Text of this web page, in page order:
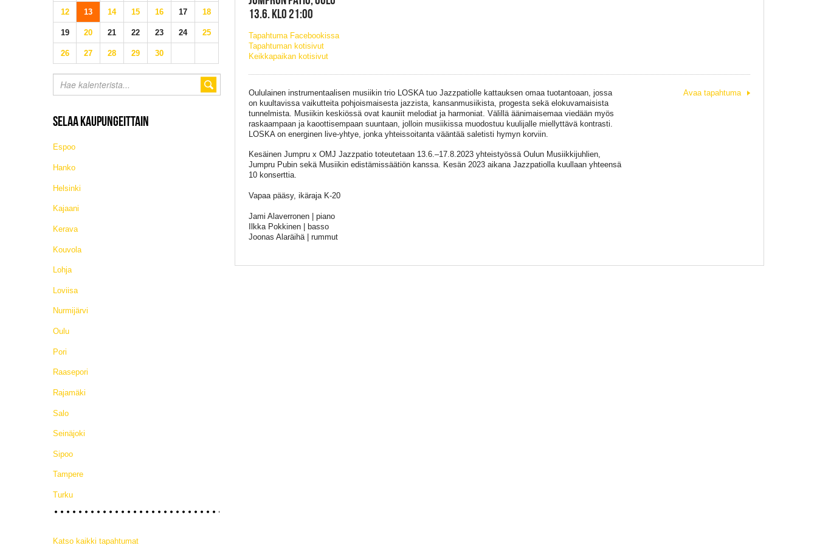
12 13 14 15 16 17 18
19 20 21 22 23 24 25
26 27 28 29 30
SELAA KAUPUNGEITTAIN
Espoo
Hanko
Helsinki
Kajaani
Kerava
Kouvola
Lohja
Loviisa
Nurmijärvi
Oulu
Pori
Raasepori
Rajamäki
Salo
Seinäjoki
Sipoo
Tampere
Turku
Katso kaikki tapahtumat
13.6. KLO 21:00
Tapahtuma Facebookissa
Tapahtuman kotisivut
Keikkapaikan kotisivut
Oululainen instrumentaalisen musiikin trio LOSKA tuo Jazzpatiolle kattauksen omaa tuotantoaan, jossa
on kuultavissa vaikutteita pohjoismaisesta jazzista, kansanmusiikista, progesta sekä elokuvamaisista
tunnelmista. Musiikin keskiössä ovat kauniit melodiat ja harmoniat. Välillä äänimaisemaa viedään myös
raskaampaan ja kaoottisempaan suuntaan, jolloin musiikissa muodostuu kuulijalle miellyttävä kontrasti.
LOSKA on energinen live-yhtye, jonka yhteissoitanta vääntää saletisti hymyn korviin.
Kesäinen Jumpru x OMJ Jazzpatio toteutetaan 13.6.–17.8.2023 yhteistyössä Oulun Musiikkijuhlien,
Jumpru Pubin sekä Musiikin edistämissäätiön kanssa. Kesän 2023 aikana Jazzpatiolla kuullaan yhteensä
10 konserttia.
Vapaa pääsy, ikäraja K-20
Jami Alaverronen | piano
Ilkka Pokkinen | basso
Joonas Alaräihä | rummut
Avaa tapahtuma